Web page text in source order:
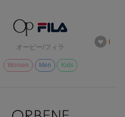
オーピー/フィラ
Women Men Kids